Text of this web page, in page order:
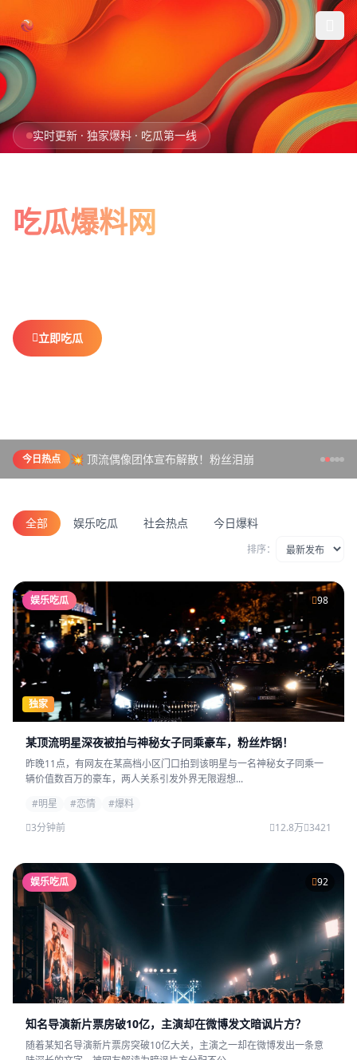
首页
今日爆料
实时更新 · 独家爆料 · 吃瓜第一线
吃瓜爆料网
立即吃瓜
今日热点 💥 顶流偶像团体宣布解散！粉丝泪崩
全部 娱乐吃瓜 社会热点 今日爆料
排序：
娱乐吃瓜 98
独家
某顶流明星深夜被拍与神秘女子同乘豪车，粉丝炸锅！
昨晚11点，有网友在某高档小区门口拍到该明星与一名神秘女子同乘一
辆价值数百万的豪车，两人关系引发外界无限遐想...
#明星
#恋情
#爆料
3分钟前
12.8万 3421
娱乐吃瓜 92
知名导演新片票房破10亿，主演却在微博发文暗讽片方？
随着某知名导演新片票房突破10亿大关，主演之一却在微博发出一条意